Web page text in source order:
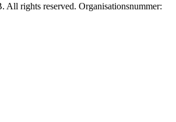
All rights reserved. Organisationsnummer: